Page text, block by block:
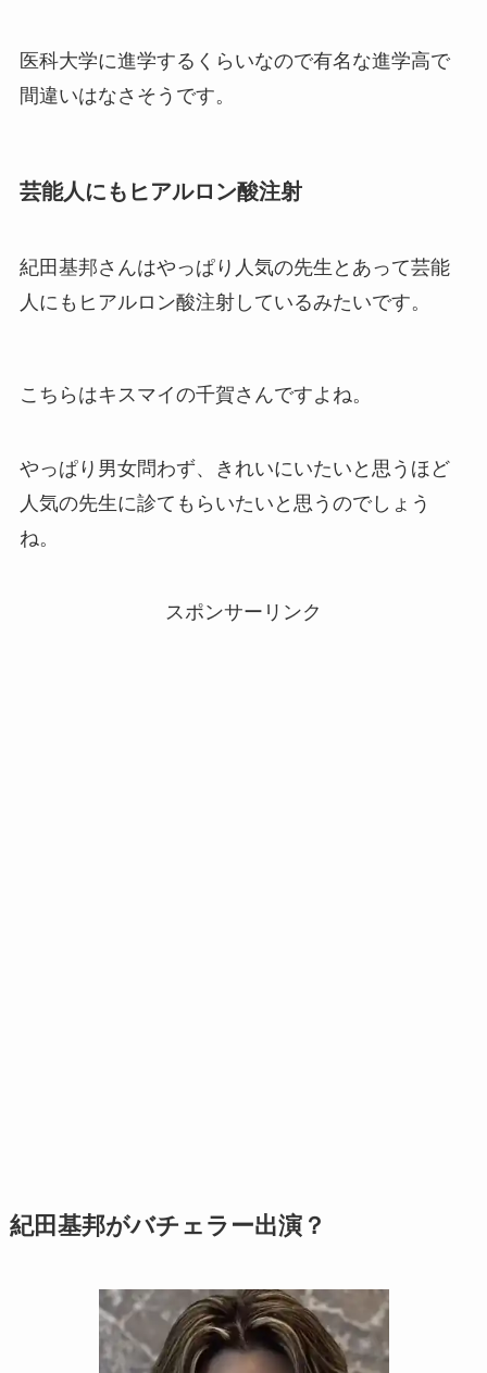
医科大学に進学するくらいなので有名な進学高で
間違いはなさそうです。
芸能人にもヒアルロン酸注射
紀田基邦さんはやっぱり人気の先生とあって芸能
人にもヒアルロン酸注射しているみたいです。
こちらはキスマイの千賀さんですよね。
やっぱり男女問わず、きれいにいたいと思うほど
人気の先生に診てもらいたいと思うのでしょう
ね。
スポンサーリンク
紀田基邦がバチェラー出演？